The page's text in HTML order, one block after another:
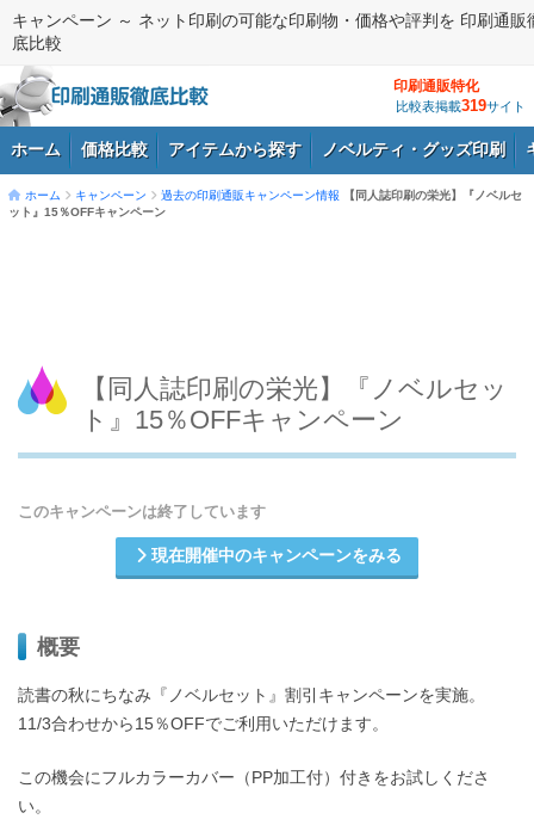
キャンペーン ～ ネット印刷の可能な印刷物・価格や評判を 印刷通販
底比較
印刷通販特化
比較表掲載319サイト
ホーム 価格比較 アイテムから探す ノベルティ・グッズ印刷
ホーム キャンペーン 過去の印刷通販キャンペーン情報
【同人誌印刷の栄光】『ノベルセ
ット』15％OFFキャンペーン
【同人誌印刷の栄光】『ノベルセッ
ト』15％OFFキャンペーン
このキャンペーンは終了しています
現在開催中のキャンペーンをみる
概要
読書の秋にちなみ『ノベルセット』割引キャンペーンを実施。
11/3合わせから15％OFFでご利用いただけます。
この機会にフルカラーカバー（PP加工付）付きをお試しくださ
い。